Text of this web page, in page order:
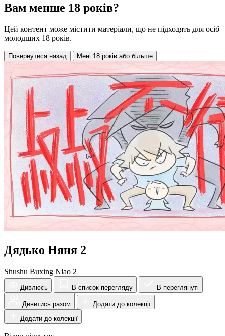
Вам менше 18 років?
Цей контент може містити матеріали, що не підходять для осіб
молодших 18 років.
Повернутися назад Мені 18 років або більше
Дядько Няня 2
Shushu Buxing Niao 2
Дивлюсь В список перегляду В переглянуті
Дивитись разом
Додати до колекції
Додати до колекції